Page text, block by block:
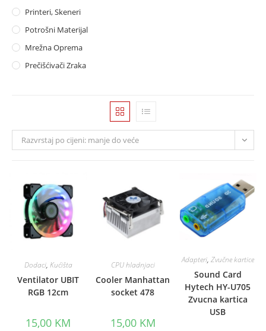
Printeri, Skeneri
Potrošni Materijal
Mrežna Oprema
Prečišćivači Zraka
Razvrstaj po cijeni: manje do veće
Dodaci, Kućišta
Ventilator UBIT
RGB 12cm
15,00 KM
CPU hladnjaci
Cooler Manhattan
socket 478
15,00 KM
Adapteri, Zvučne kartice
Sound Card
Hytech HY-U705
Zvucna kartica
USB